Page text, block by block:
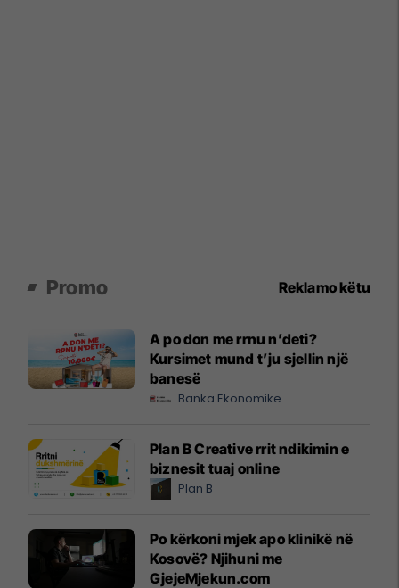
Promo Reklamo këtu
A po don me rrnu n’deti?
Kursimet mund t’ju sjellin një
banesë
Banka Ekonomike
Plan B Creative rrit ndikimin e
biznesit tuaj online
Plan B
Po kërkoni mjek apo klinikë në
Kosovë? Njihuni me
GjejeMjekun.com